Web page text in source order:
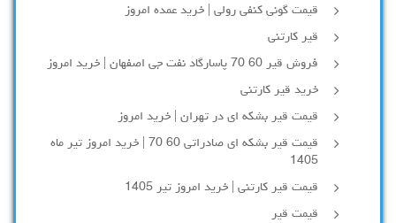
قیمت گونی کنفی رولی | خرید عمده امروز
قیر کارتنی
فروش قیر 60 70 پاسارگاد نفت جی اصفهان | خرید امروز
خرید قیر کارتنی
قیمت قیر بشکه ای در تهران | خرید امروز
قیمت قیر بشکه ای صادراتی 60 70 | خرید امروز تیر ماه
1405
قیمت قیر کارتنی | خرید امروز تیر 1405
قیمت قیر